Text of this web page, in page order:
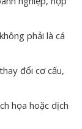
phải là cá
đổi cơ cấu,
họa hoặc dịch